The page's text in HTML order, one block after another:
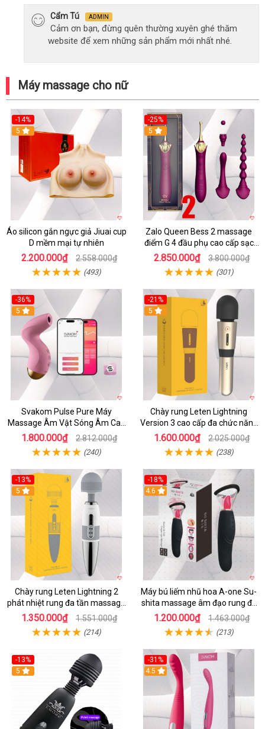
Cẩm Tú ADMIN
Cảm ơn bạn, đừng quên thường xuyên ghé thăm
website để xem những sản phẩm mới nhất nhé.
Máy massage cho nữ
-14%
5
Áo silicon gắn ngực giả Jiuai cup
D mềm mại tự nhiên
2.200.000₫ 2.558.000₫
(493)
-25%
5
Zalo Queen Bess 2 massage
điểm G 4 đầu phụ cao cấp sạc
tiện lợi
2.850.000₫ 3.800.000₫
(301)
-36%
5
Svakom Pulse Pure Máy
Massage Âm Vật Sóng Âm Cao
Cấp Điều Khiển App Đỉnh
1.800.000₫ 2.812.000₫
(240)
-21%
5
Chày rung Leten Lightning
Version 3 cao cấp đa chức năng
kích thích
1.600.000₫ 2.025.000₫
(238)
-13%
5
Chày rung Leten Lightning 2
phát nhiệt rung đa tần massage
toàn thân kích thích
1.350.000₫ 1.551.000₫
(214)
-18%
4.6
Máy bú liếm nhũ hoa A-one Su-
shita massage âm đạo rung đa
chế độ
1.200.000₫ 1.463.000₫
(213)
-13%
5
-31%
4.5